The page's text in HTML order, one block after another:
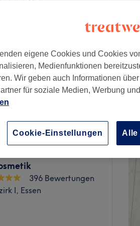
ab 90 €
Spare bis zu 47%
99 €
396 Bewertungen
I, Essen
eigene Cookies und Cookies
Medienfunktionen
Wir geben auch Informationen
für soziale Medien, Werbung
Cookie-Einstellungen Alle